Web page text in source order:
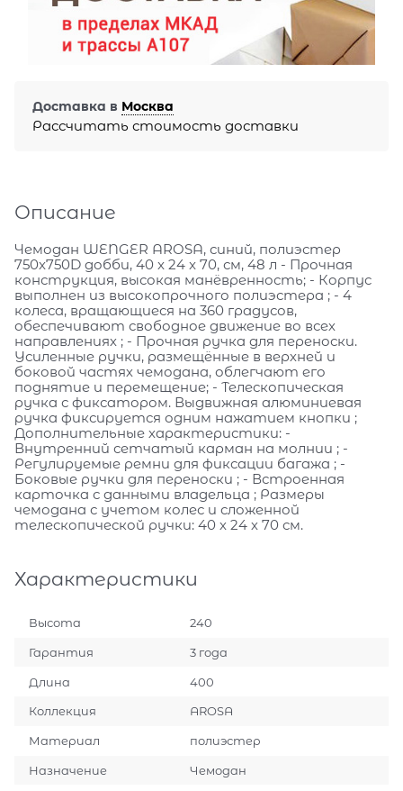
Доставка в Москва
Рассчитать стоимость доставки
Описание
Чемодан WENGER AROSA, синий, полиэстер
750x750D добби, 40 x 24 x 70, см, 48 л - Прочная
конструкция, высокая манёвренность; - Корпус
выполнен из высокопрочного полиэстера ; - 4
колеса, вращающиеся на 360 градусов,
обеспечивают свободное движение во всех
направлениях ; - Прочная ручка для переноски.
Усиленные ручки, размещённые в верхней и
боковой частях чемодана, облегчают его
поднятие и перемещение; - Телескопическая
ручка с фиксатором. Выдвижная алюминиевая
ручка фиксируется одним нажатием кнопки ;
Дополнительные характеристики: -
Внутренний сетчатый карман на молнии ; -
Регулируемые ремни для фиксации багажа ; -
Боковые ручки для переноски ; - Встроенная
карточка с данными владельца ; Размеры
чемодана с учетом колес и сложенной
телескопической ручки: 40 х 24 х 70 см.
Характеристики
Высота 240
Гарантия 3 года
Длина 400
Коллекция AROSA
Материал полиэстер
Назначение Чемодан